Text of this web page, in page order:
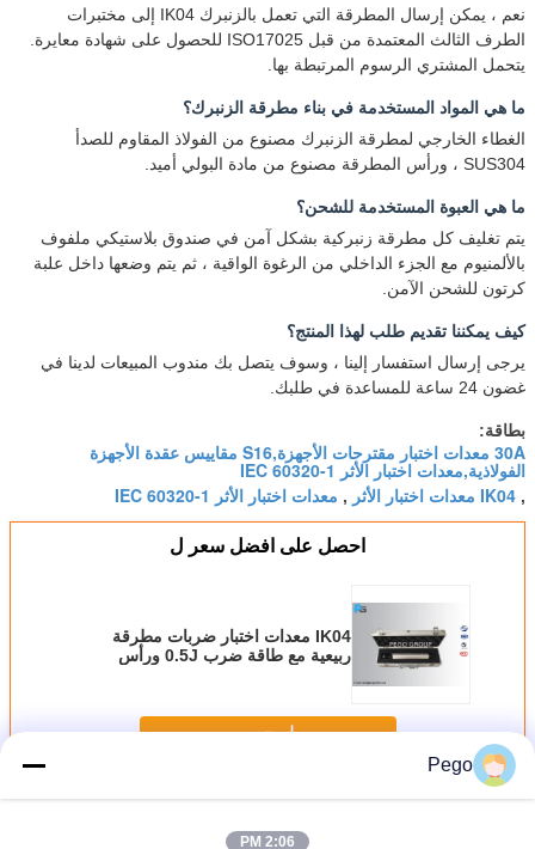
نعم ، يمكن إرسال المطرقة التي تعمل بالزنبرك IK04 إلى مختبرات
الطرف الثالث المعتمدة من قبل ISO17025 للحصول على شهادة معايرة.
يتحمل المشتري الرسوم المرتبطة بها.
ما هي المواد المستخدمة في بناء مطرقة الزنبرك؟
الغطاء الخارجي لمطرقة الزنبرك مصنوع من الفولاذ المقاوم للصدأ
SUS304 ، ورأس المطرقة مصنوع من مادة البولي أميد.
ما هي العبوة المستخدمة للشحن؟
يتم تغليف كل مطرقة زنبركية بشكل آمن في صندوق بلاستيكي ملفوف
بالألمنيوم مع الجزء الداخلي من الرغوة الواقية ، ثم يتم وضعها داخل علبة
كرتون للشحن الآمن.
كيف يمكننا تقديم طلب لهذا المنتج؟
يرجى إرسال استفسار إلينا ، وسوف يتصل بك مندوب المبيعات لدينا في
غضون 24 ساعة للمساعدة في طلبك.
بطاقة:
30A معدات اختبار مقترحات الأجهزة,S16 مقاييس عقدة الأجهزة
الفولاذية,معدات اختبار الأثر IEC 60320-1
, IK04 معدات اختبار الأثر , معدات اختبار الأثر IEC 60320-1
احصل على افضل سعر ل
IK04 معدات اختبار ضربات مطرقة
ربيعية مع طاقة ضرب 0.5J ورأس
استمر
أكثرمعدات الاختبار لربطات الأجهزة
Pego
2:06 PM